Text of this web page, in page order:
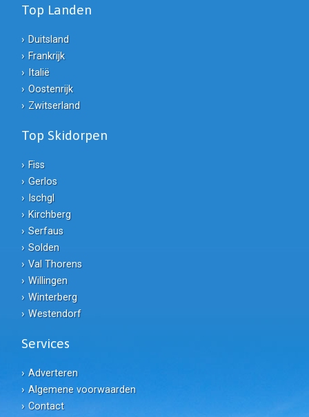
Top Landen
Duitsland
Frankrijk
Italië
Oostenrijk
Zwitserland
Top Skidorpen
Fiss
Gerlos
Ischgl
Kirchberg
Serfaus
Solden
Val Thorens
Willingen
Winterberg
Westendorf
Services
Adverteren
Algemene voorwaarden
Contact